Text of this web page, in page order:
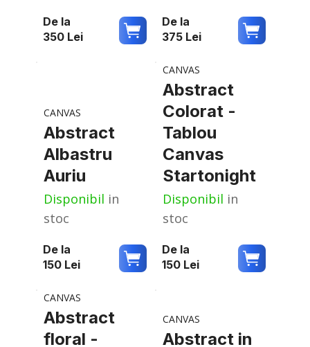
De la
350 Lei
De la
375 Lei
CANVAS
Abstract
Albastru
Auriu
Disponibil in
stoc
De la
150 Lei
CANVAS
Abstract
Colorat -
Tablou
Canvas
Startonight
Disponibil in
stoc
De la
150 Lei
CANVAS
Abstract
floral -
CANVAS
Abstract in